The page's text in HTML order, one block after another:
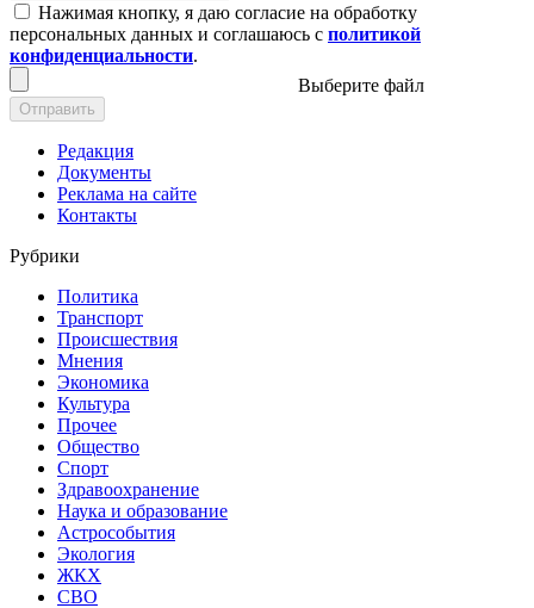
Нажимая кнопку, я даю согласие на обработку
персональных данных и соглашаюсь с политикой
конфиденциальности.
Выберите файл
Отправить
Редакция
Документы
Реклама на сайте
Контакты
Рубрики
Политика
Транспорт
Происшествия
Мнения
Экономика
Культура
Прочее
Общество
Спорт
Здравоохранение
Наука и образование
Астрособытия
Экология
ЖКХ
СВО